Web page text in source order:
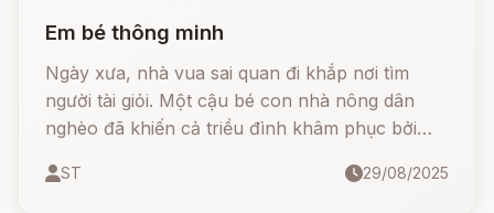
Em bé thông minh
Ngày xưa, nhà vua sai quan đi khắp nơi tìm
người tài giỏi. Một cậu bé con nhà nông dân
nghèo đã khiến cả triều đình khâm phục bởi
chuyện “trâu đực đẻ con”, “xẻ chim sẻ thành
ST 29/08/2025